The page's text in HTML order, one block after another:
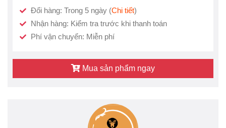
Đổi hàng: Trong 5 ngày (Chi tiết)
Nhận hàng: Kiểm tra trước khi thanh toán
Phí vận chuyển: Miễn phí
Mua sản phẩm ngay